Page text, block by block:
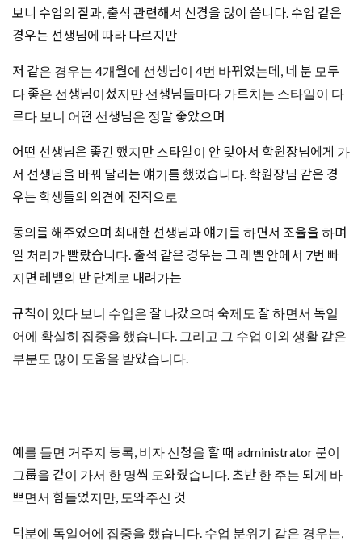
보니 수업의 질과, 출석 관련해서 신경을 많이 씁니다. 수업 같은
경우는 선생님에 따라 다르지만
저 같은 경우는 4개월에 선생님이 4번 바뀌었는데, 네 분 모두
다 좋은 선생님이셨지만 선생님들마다 가르치는 스타일이 다
르다 보니 어떤 선생님은 정말 좋았으며
어떤 선생님은 좋긴 했지만 스타일이 안 맞아서 학원장님에게 가
서 선생님을 바꿔 달라는 얘기를 했었습니다. 학원장님 같은 경
우는 학생들의 의견에 전적으로
동의를 해주었으며 최대한 선생님과 얘기를 하면서 조율을 하며
일 처리가 빨랐습니다. 출석 같은 경우는 그 레벨 안에서 7번 빠
지면 레벨의 반 단계로 내려가는
규칙이 있다 보니 수업은 잘 나갔으며 숙제도 잘 하면서 독일
어에 확실히 집중을 했습니다. 그리고 그 수업 이외 생활 같은
부분도 많이 도움을 받았습니다.
예를 들면 거주지 등록, 비자 신청을 할 때 administrator 분이
그룹을 같이 가서 한 명씩 도와줬습니다. 초반 한 주는 되게 바
쁘면서 힘들었지만, 도와주신 것
덕분에 독일어에 집중을 했습니다. 수업 분위기 같은 경우는,